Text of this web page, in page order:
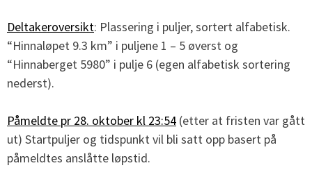
Deltakeroversikt: Plassering i puljer, sortert alfabetisk.
“Hinnaløpet 9.3 km” i puljene 1 – 5 øverst og
“Hinnaberget 5980” i pulje 6 (egen alfabetisk sortering
nederst).
Påmeldte pr 28. oktober kl 23:54 (etter at fristen var gått
ut) Startpuljer og tidspunkt vil bli satt opp basert på
påmeldtes anslåtte løpstid.